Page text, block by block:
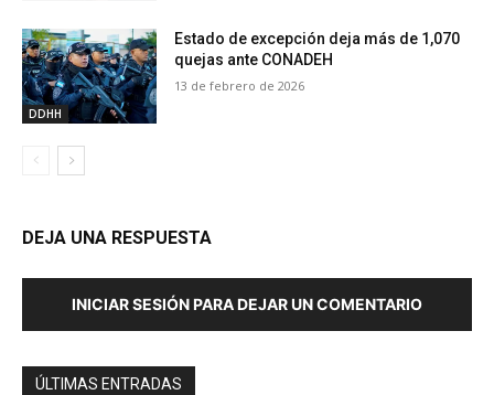
DDHH
Estado de excepción deja más de 1,070
quejas ante CONADEH
13 de febrero de 2026
DEJA UNA RESPUESTA
INICIAR SESIÓN PARA DEJAR UN COMENTARIO
ÚLTIMAS ENTRADAS